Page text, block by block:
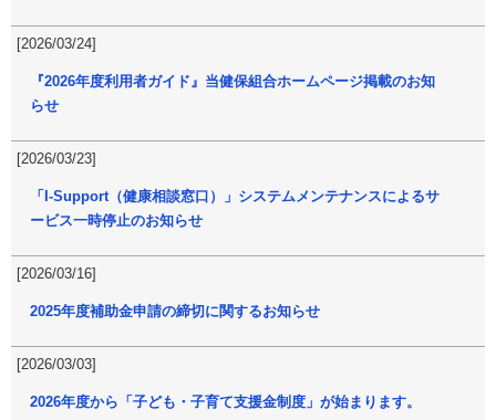
[2026/03/24]
『2026年度利用者ガイド』当健保組合ホームページ掲載のお知
らせ
[2026/03/23]
「I-Support（健康相談窓口）」システムメンテナンスによるサ
ービス一時停止のお知らせ
[2026/03/16]
2025年度補助金申請の締切に関するお知らせ
[2026/03/03]
2026年度から「子ども・子育て支援金制度」が始まります。